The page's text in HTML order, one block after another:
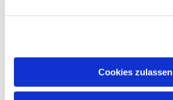
Cookies zulassen